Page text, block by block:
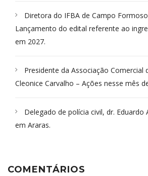
Diretora do IFBA de Campo
Lançamento do edital referente ao
em 2027.
Presidente da Associação Comercial
Cleonice Carvalho – Ações nesse mês
Delegado de polícia civil, dr. Eduardo
em Araras.
COMENTÁRIOS